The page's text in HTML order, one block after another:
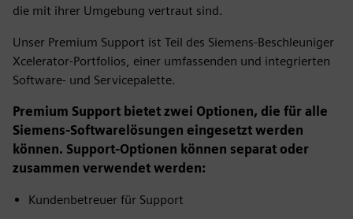
die mit ihrer Umgebung vertraut sind.
Unser Premium Support ist Teil des Siemens-Beschleuniger
Xcelerator-Portfolios, einer umfassenden und integrierten
Software- und Servicepalette.
Premium Support bietet zwei Optionen, die für alle
Siemens-Softwarelösungen eingesetzt werden
können. Support-Optionen können separat oder
zusammen verwendet werden:
Kundenbetreuer für Support